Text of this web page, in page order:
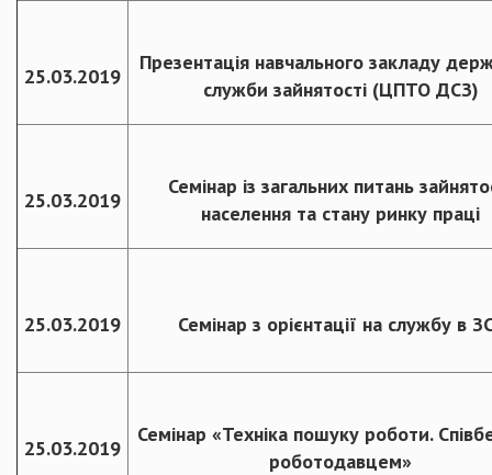
25.03.2019
Презентація навчального закладу
служби зайнятості (ЦПТО ДСЗ)
25.03.2019
Семінар із загальних питань
населення та стану ринку праці
25.03.2019 Семінар з орієнтації на службу в
25.03.2019
Семінар «Техніка пошуку роботи.
роботодавцем»